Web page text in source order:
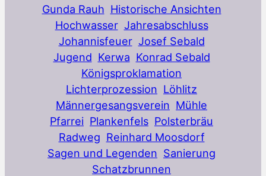
Gunda Rauh Historische Ansichten
Hochwasser Jahresabschluss
Johannisfeuer Josef Sebald
Jugend Kerwa Konrad Sebald
Königsproklamation
Lichterprozession Löhlitz
Männergesangsverein Mühle
Pfarrei Plankenfels Polsterbräu
Radweg Reinhard Moosdorf
Sagen und Legenden Sanierung
Schatzbrunnen